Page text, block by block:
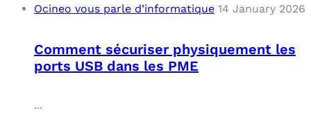
Ocineo vous parle d’informatique 14 January 2026
Comment sécuriser physiquement les
ports USB dans les PME
...